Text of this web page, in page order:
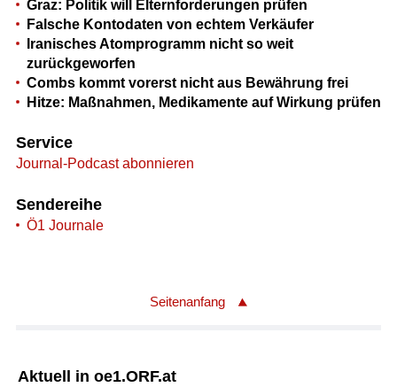
Graz: Politik will Elternforderungen prüfen
Falsche Kontodaten von echtem Verkäufer
Iranisches Atomprogramm nicht so weit
zurückgeworfen
Combs kommt vorerst nicht aus Bewährung frei
Hitze: Maßnahmen, Medikamente auf Wirkung prüfen
Service
Journal-Podcast abonnieren
Sendereihe
Ö1 Journale
Seitenanfang
Aktuell in oe1.ORF.at